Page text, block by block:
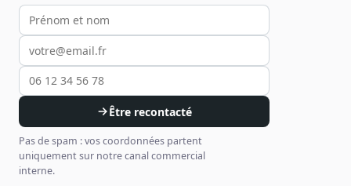
Votre prénom et nom
Votre email
Votre téléphone
Être recontacté
Pas de spam : vos coordonnées partent
uniquement sur notre canal commercial
interne.